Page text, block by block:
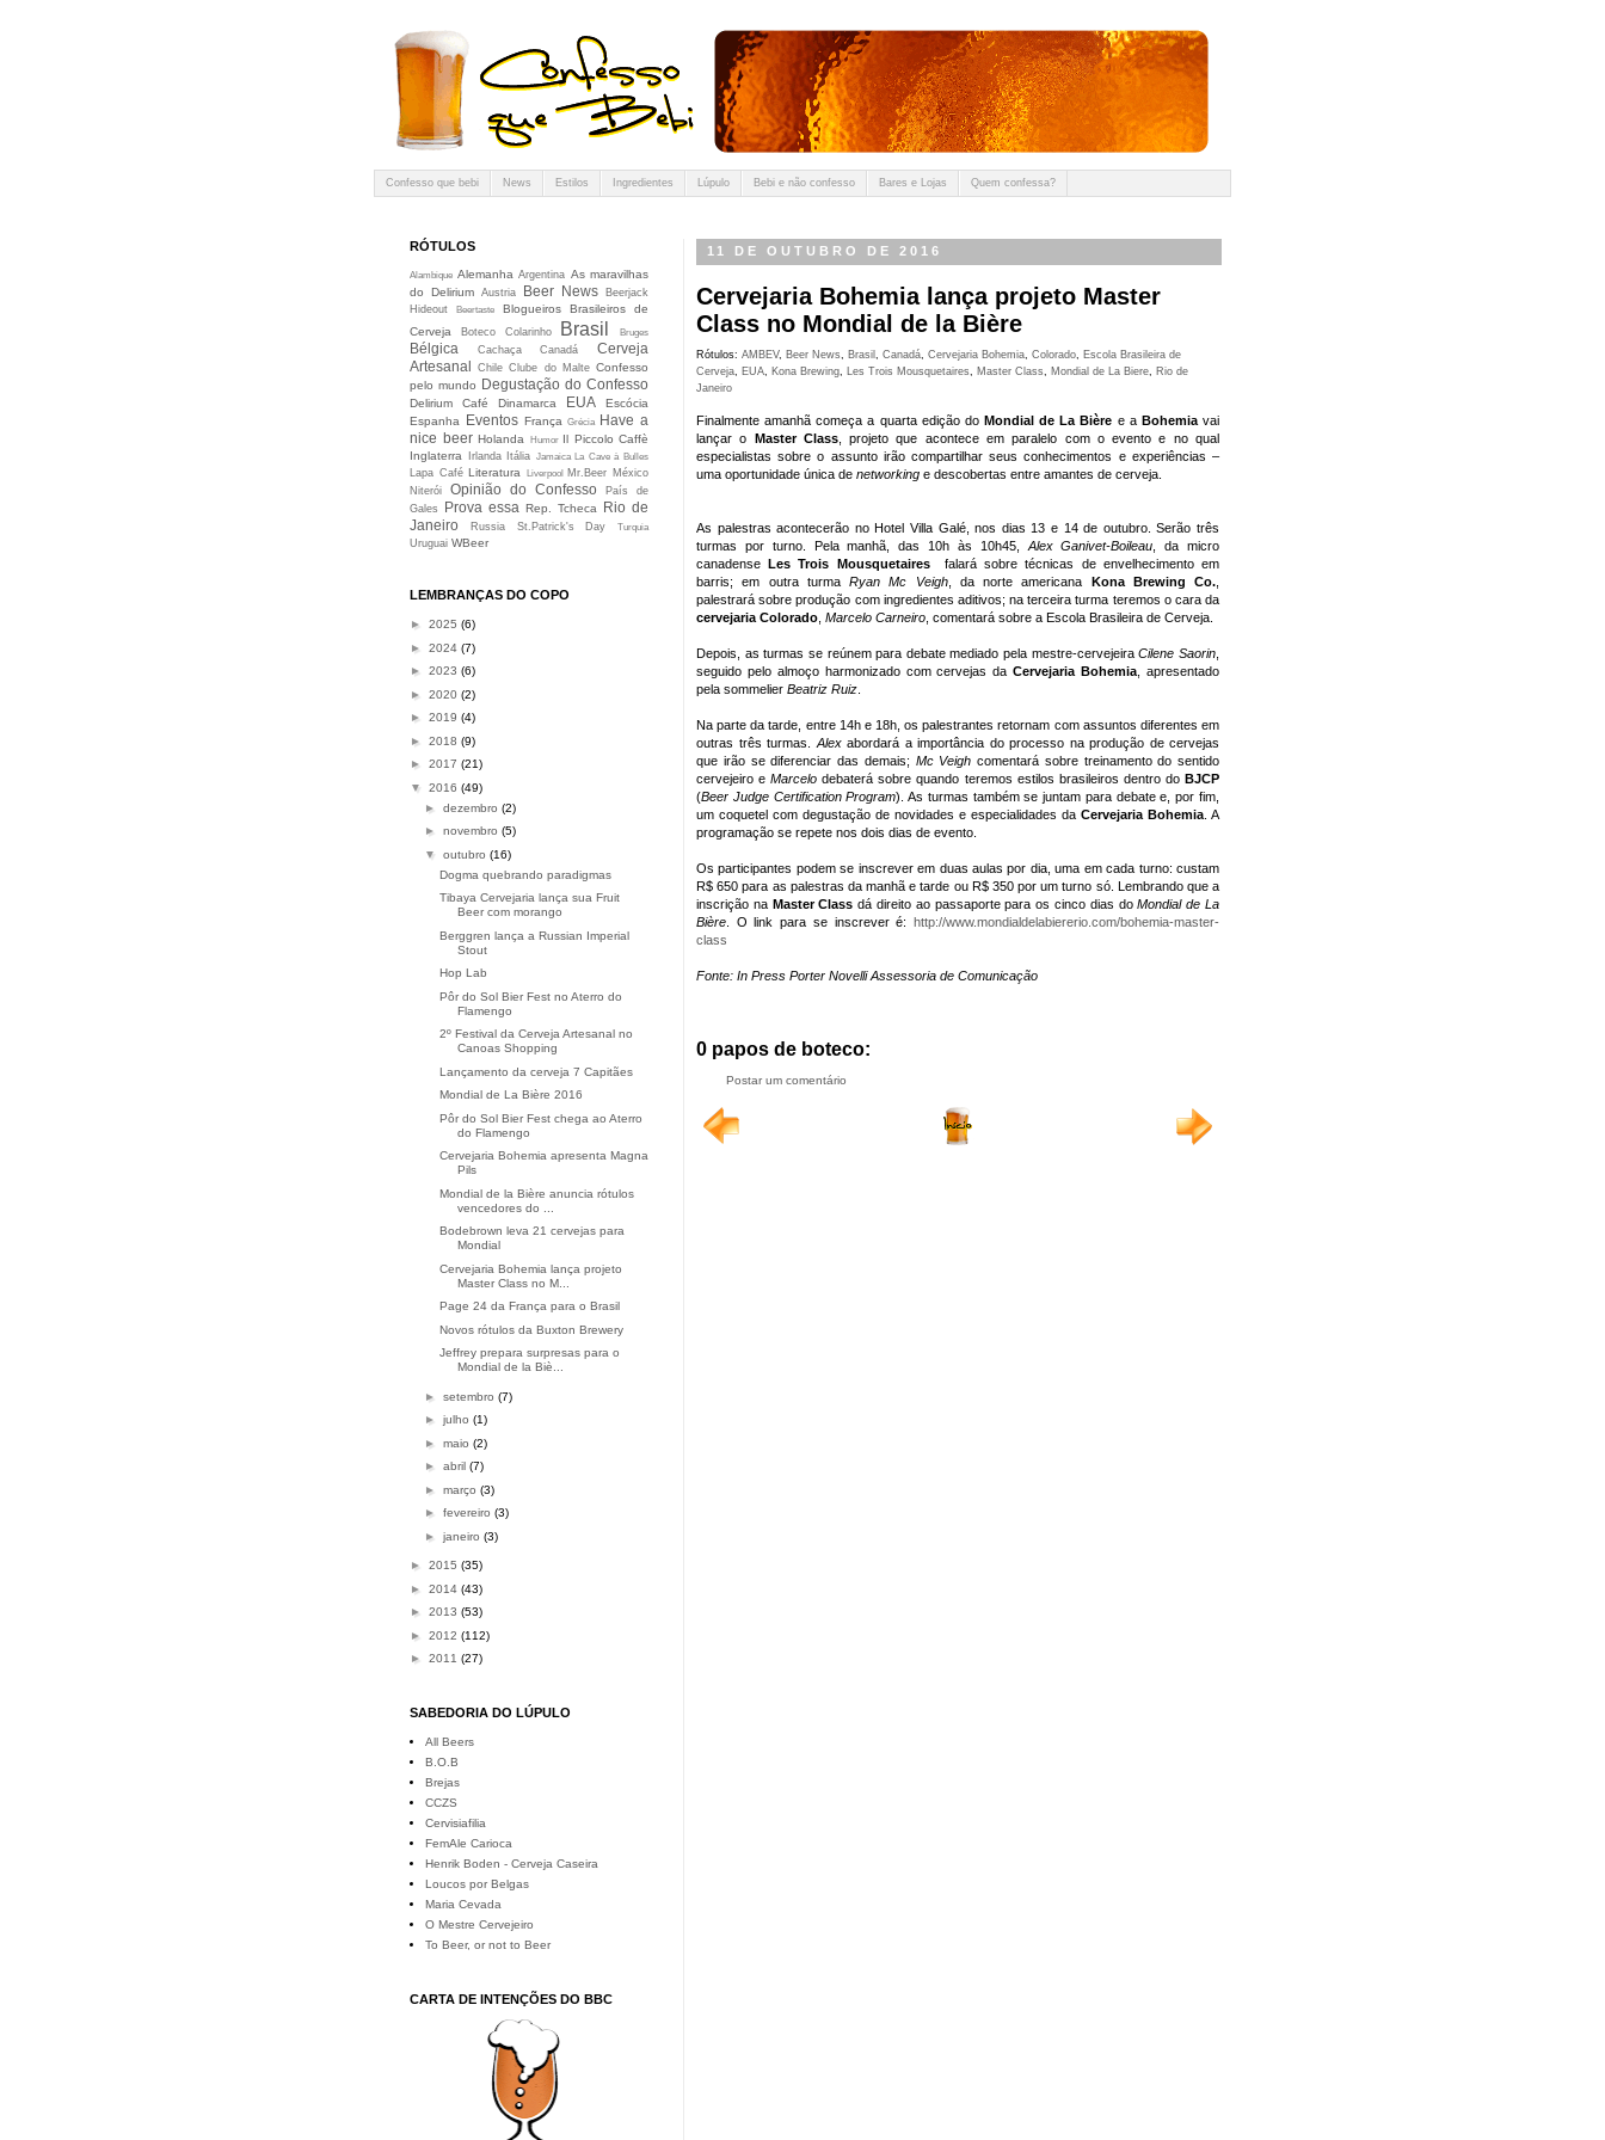
Confesso que bebi News Estilos Ingredientes Lúpulo Bebi e não confesso Bares e Lojas Quem confessa?
11 DE OUTUBRO DE 2016
Cervejaria Bohemia lança projeto Master
Class no Mondial de la Bière
Rótulos: AMBEV, Beer News Brasil Canadá Cervejaria Bohemia Colorado
Escola Brasileira de
Cerveja
EUA Kona Brewing Les Trois Mousquetaires Master Class Mondial de La Biere
Rio de
Janeiro
Finalmente amanhã começa a quarta edição doMondial de La Bière e a Bohemiavai
lançar o Master Class, projeto que acontece em paralelo com o evento e no qual
especialistas sobre o assunto irão compartilhar seus conhecimentos e experiências –
uma oportunidade única de networking e descobertas entre amantes de cerveja.
As palestras acontecerão no Hotel Villa Galé, nos dias 13 e 14 de outubro. Serão três
turmas por turno. Pela manhã, das 10h às 10h45, Alex Ganivet-Boileau , da micro
canadenseLes Trois Mousquetairesfalará sobre técnicas de envelhecimento em
barris; em outra turma Ryan Mc Veigh, da norte americana Kona Brewing Co.
palestrará sobre produção com ingredientes aditivos; na terceira turma teremos o cara da
cervejaria Colorado Marcelo Carneiro , comentará sobre a Escola Brasileira de Cerveja.
Depois, as turmas se reúnem para debate mediado pela mestre-cervejeiraCilene Saorin
seguido pelo almoço harmonizado com cervejas daCervejaria Bohemia , apresentado
pela sommelier Beatriz Ruiz
Na parte da tarde, entre 14h e 18h, os palestrantes retornam com assuntos diferentes em
outras três turmas. Alex abordará a importância do processo na produção de cervejas
que irão se diferenciar das demais; Mc Veigh comentará sobre treinamento do sentido
cervejeiro eMarcelodebaterá sobre quando teremos estilos brasileiros dentro doBJCP
(Beer Judge Certification Program). As turmas também se juntam para debate e, por fim,
um coquetel com degustação de novidades e especialidades da Cervejaria Bohemia . A
programação se repete nos dois dias de evento.
Os participantes podem se inscrever em duas aulas por dia, uma em cada turno: custam
R$ 650 para as palestras da manhã e tarde ou R$ 350 por um turno só. Lembrando que a
inscrição na Master Classdá direito ao passaporte para os cinco dias doMondial de La
Bière . O link para se inscrever é: http://www.mondialdelabiererio.com/bohemia-master-
class
Fonte: In Press Porter Novelli Assessoria de Comunicação
0 papos de boteco:
Postar um comentário
RÓTULOS
Alambique Alemanha Argentina As maravilhas
do Delirium Austria Beer News
Beerjack
Hideout
Beertaste
Blogueiros Brasileiros de
Cerveja
Boteco Colarinho Brasil Bruges
Bélgica Cachaça Canadá
Cerveja
Artesanal
Chile Clube do Malte Confesso
pelo mundo Degustação do Confesso
Delirium Café Dinamarca EUA
Escócia
Espanha
Eventos França Grécia Have a
nice beer Holanda Humor Il Piccolo Caffè
Inglaterra
Irlanda Itália Jamaica La Cave à Bulles
Lapa Café Literatura Liverpool Mr.Beer México
Niterói
Opinião do Confesso
País de
Gales
Prova essa Rep. Tcheca
Rio de
Janeiro
Russia St.Patrick's Day Turquia
Uruguai WBeer
LEMBRANÇAS DO COPO
► 2025 (6)
► 2024 (7)
► 2023 (6)
► 2020 (2)
► 2019 (4)
► 2018 (9)
► 2017 (21)
▼ 2016 (49)
► dezembro (2)
► novembro (5)
▼ outubro (16)
Dogma quebrando paradigmas
Tibaya Cervejaria lança sua Fruit
Beer com morango
Berggren lança a Russian Imperial
Stout
Hop Lab
Pôr do Sol Bier Fest no Aterro do
Flamengo
2º Festival da Cerveja Artesanal no
Canoas Shopping
Lançamento da cerveja 7 Capitães
Mondial de La Bière 2016
Pôr do Sol Bier Fest chega ao Aterro
do Flamengo
Cervejaria Bohemia apresenta Magna
Pils
Mondial de la Bière anuncia rótulos
vencedores do ...
Bodebrown leva 21 cervejas para
Mondial
Cervejaria Bohemia lança projeto
Master Class no M...
Page 24 da França para o Brasil
Novos rótulos da Buxton Brewery
Jeffrey prepara surpresas para o
Mondial de la Biè...
► setembro (7)
► julho (1)
► maio (2)
► abril (7)
► março (3)
► fevereiro (3)
► janeiro (3)
► 2015 (35)
► 2014 (43)
► 2013 (53)
► 2012 (112)
► 2011 (27)
SABEDORIA DO LÚPULO
All Beers
B.O.B
Brejas
CCZS
Cervisiafilia
FemAle Carioca
Henrik Boden - Cerveja Caseira
Loucos por Belgas
Maria Cevada
O Mestre Cervejeiro
To Beer, or not to Beer
CARTA DE INTENÇÕES DO BBC